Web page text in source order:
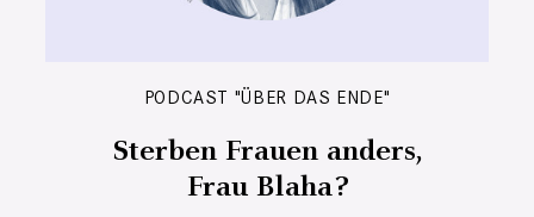
PODCAST "ÜBER DAS ENDE"
Sterben Frauen anders,
Frau Blaha?